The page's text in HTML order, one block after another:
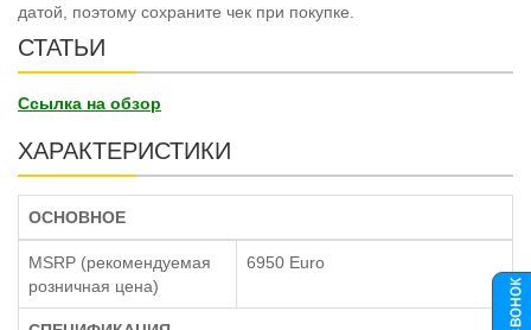
датой, поэтому сохраните чек при покупке.
СТАТЬИ
Ссылка на обзор
ХАРАКТЕРИСТИКИ
ОСНОВНОЕ
MSRP (рекомендуемая
розничная цена)
6950 Euro